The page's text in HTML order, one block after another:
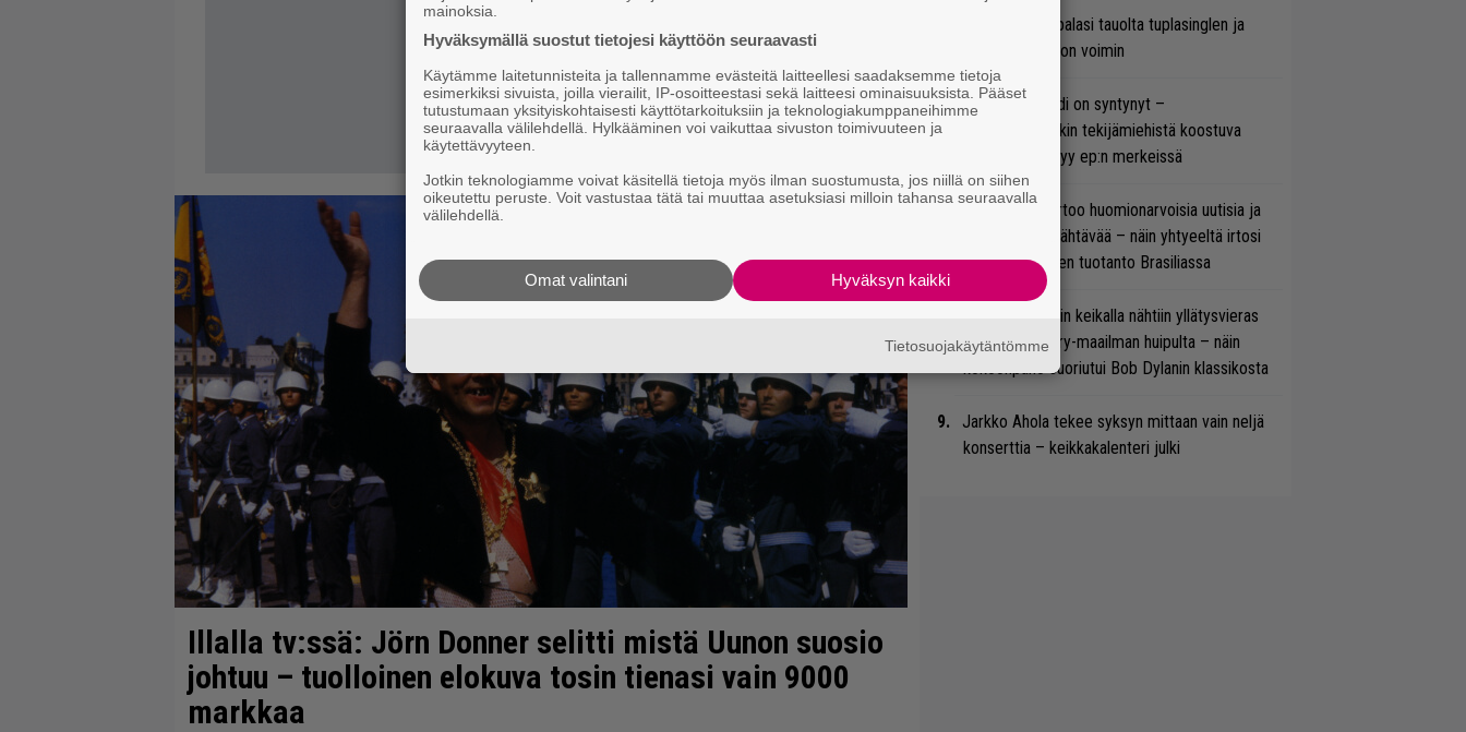
Illalla tv:ssä: Jörn Donner selitti mistä Uunon suosio
johtuu – tuolloinen elokuva tosin tienasi vain 9000
markkaa
Blind Channel palasi tauolta tuplasinglen ja
näyttävän videon voimin
Uusi superbändi on syntynyt –
Vaihtoehtorockin tekijämiehistä koostuva
ryhmä esittäytyy ep:n merkeissä
Linkin Park kertoo huomionarvoisia uutisia ja
tarjoaa uutta nähtävää – näin yhtyeeltä irtosi
Meteora-aikojen tuotanto Brasiliassa
Guns N’ Rosesin keikalla nähtiin yllätysvieras
suoraan country-maailman huipulta – näin
kokoonpano suoriutui Bob Dylanin klassikosta
Jarkko Ahola tekee syksyn mittaan vain neljä
konserttia – keikkakalenteri julki
mainoksia.
Hyväksymällä suostut tietojesi käyttöön seuraavasti
Käytämme laitetunnisteita ja tallennamme evästeitä laitteellesi saadaksemme tietoja
esimerkiksi sivuista, joilla vierailit, IP-osoitteestasi sekä laitteesi ominaisuuksista. Pääset
tutustumaan yksityiskohtaisesti käyttötarkoituksiin ja teknologiakumppaneihimme
seuraavalla välilehdellä. Hylkääminen voi vaikuttaa sivuston toimivuuteen ja
käytettävyyteen.
Jotkin teknologiamme voivat käsitellä tietoja myös ilman suostumusta, jos niillä on siihen
oikeutettu peruste. Voit vastustaa tätä tai muuttaa asetuksiasi milloin tahansa seuraavalla
välilehdellä.
Hyväksyn kaikki
Omat valintani
Tietosuojakäytäntömme